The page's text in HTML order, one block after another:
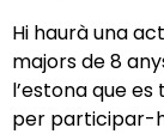
Hi haurà una
majors de 8
l’estona que
per participar-